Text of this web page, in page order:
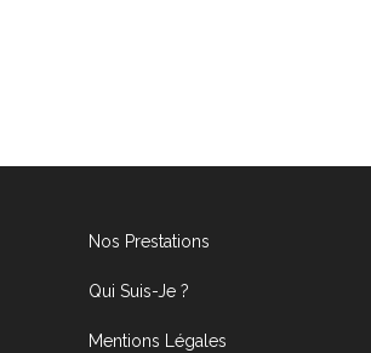
Nos Prestations
Qui Suis-Je ?
Mentions Légales